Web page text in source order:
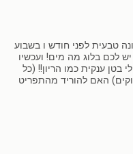
טבעית לפני חודש ו בשבוע
לכם בלוג מה מים! ועכשיו
בטן ענקית כמו הריון!! (כל
האם להוריד מהתפריט